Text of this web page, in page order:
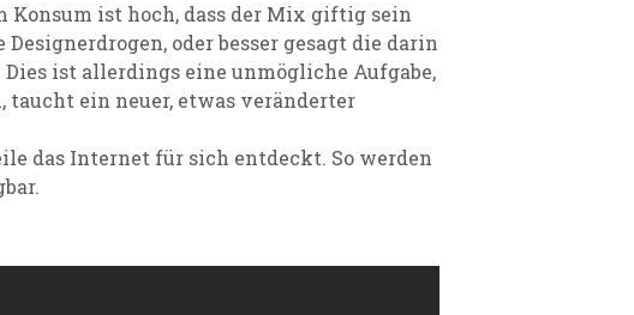
ist hoch, dass der Mix giftig sein
oder besser gesagt die darin
ist allerdings eine unmögliche Aufgabe,
ein neuer, etwas veränderter
das Internet für sich entdeckt. So werden